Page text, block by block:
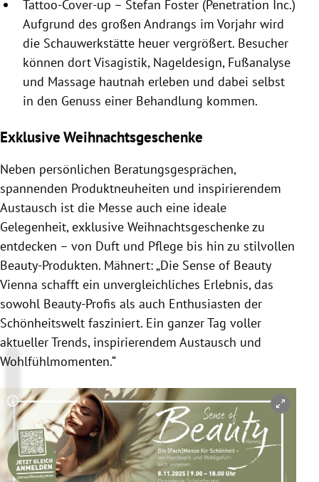
Tattoo-Cover-up – Stefan Foster (Penetration Inc.)
Aufgrund des großen Andrangs im Vorjahr wird
die Schauwerkstätte heuer vergrößert. Besucher
können dort Visagistik, Nageldesign, Fußanalyse
und Massage hautnah erleben und dabei selbst
in den Genuss einer Behandlung kommen.
Exklusive Weihnachtsgeschenke
Neben persönlichen Beratungsgesprächen,
spannenden Produktneuheiten und inspirierendem
Austausch ist die Messe auch eine ideale
Gelegenheit, exklusive Weihnachtsgeschenke zu
entdecken – von Duft und Pflege bis hin zu stilvollen
Beauty-Produkten. Mähnert: „Die Sense of Beauty
Vienna schafft ein unvergleichliches Erlebnis, das
sowohl Beauty-Profis als auch Enthusiasten der
Schönheitswelt fasziniert. Ein ganzer Tag voller
aktueller Trends, inspirierendem Austausch und
Wohlfühlmomenten.“
Copyright-Hinweis öffnen/schließen